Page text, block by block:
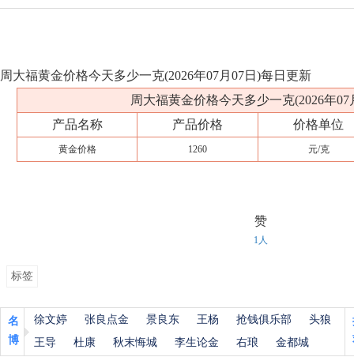
周大福黄金价格今天多少一克(2026年07月07日)每日更新
周大福黄金价格今天多少一克(2026年07
产品名称
产品价格 价格单位
黄金价格 1260 元/克
赞
1人
标签
名
博
徐文婷 张良点金 景良东 王杨 抢钱俱乐部
头狼
王导
杜康 秋末悔城 李生论金 右琅 金都城